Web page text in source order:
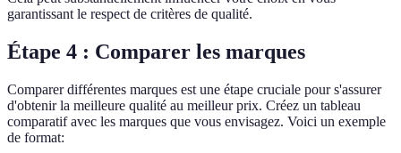
garantissant le respect de critères de qualité.
Étape 4 : Comparer les marques
Comparer différentes marques est une étape cruciale pour s'assurer
d'obtenir la meilleure qualité au meilleur prix. Créez un tableau
comparatif avec les marques que vous envisagez. Voici un exemple
de format: